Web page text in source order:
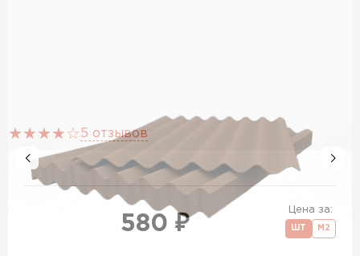
5 отзывов
Цена за:
ШТ М2
580 ₽